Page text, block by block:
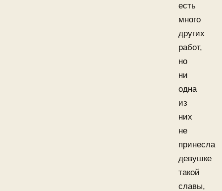
есть
много
других
работ,
но
ни
одна
из
них
не
принесла
девушке
такой
славы,